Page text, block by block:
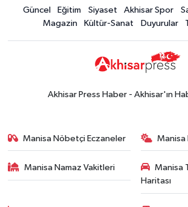
15:02Akhisar'da sıcak hava etkisini
sürdürüyor! İşte 5
durumu
Güncel
14:53
Güncel Eğitim Siyaset Akhisar Spor
Magazin
Kültür-Sanat Duyurular
Akhisar Press Haber - Akhisar'ın
Manisa Nöbetçi Eczaneler Manisa
Manisa Namaz Vakitleri
Manisa
Haritası